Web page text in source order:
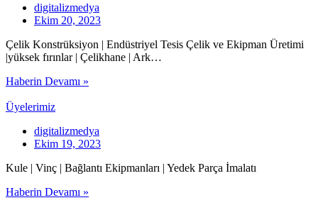
digitalizmedya
Ekim 20, 2023
Çelik Konstrüksiyon | Endüstriyel Tesis Çelik ve Ekipman Üretimi
|yüksek fırınlar | Çelikhane | Ark…
Haberin Devamı »
Üyelerimiz
digitalizmedya
Ekim 19, 2023
Kule | Vinç | Bağlantı Ekipmanları | Yedek Parça İmalatı
Haberin Devamı »